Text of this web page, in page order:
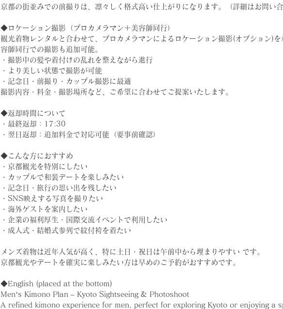
京都の街並みでの前撮りは、凛々しく格式高い仕上がりになります。（詳細はお問い合
◆ロケーション撮影（プロカメラマン＋美容師同行）
観光着物レンタルと合わせて、プロカメラマンによるロケーション撮影(オプション)
容師同行での撮影も追加可能。
・撮影中の髪や着付けの乱れを整えながら進行
・より美しい状態で撮影が可能
・記念日・前撮り・カップル撮影に最適
撮影内容・料金・撮影場所など、ご希望に合わせてご提案いたします。
◆返却時間について
・最終返却：17:30
・翌日返却：追加料金で対応可能（要事前確認）
◆こんな方におすすめ
・京都観光を特別にしたい
・カップルで和装デートを楽しみたい
・記念日・旅行の思い出を残したい
・SNS映えする写真を撮りたい
・海外ゲストを案内したい
・企業の福利厚生・国際交流イベントで利用したい
・成人式・結婚式参列で紋付袴を着たい
メンズ着物は近年人気が高く、特に土日・祝日は午前中から埋まりやすい です。
京都観光やデートを確実に楽しみたい方は早めのご予約がおすすめです。
◆English (placed at the bottom)
Men’s Kimono Plan – Kyoto Sightseeing & Photoshoot
A refined kimono experience for men, perfect for exploring Kyoto or enjoying a